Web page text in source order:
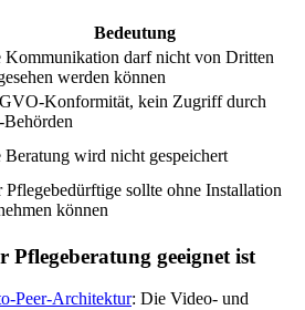
Bedeutung
Kommunikation darf nicht von Dritten
werden können
Konformität, kein Zugriff durch
Beratung wird nicht gespeichert
Pflegebedürftige sollte ohne Installation
können
geeignet ist
Peer-Architektur: Die Video- und